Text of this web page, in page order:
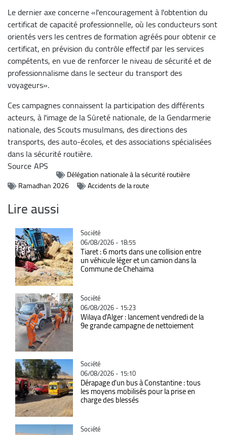
Le dernier axe concerne «l'encouragement à l'obtention du
certificat de capacité professionnelle, où les conducteurs sont
orientés vers les centres de formation agréés pour obtenir ce
certificat, en prévision du contrôle effectif par les services
compétents, en vue de renforcer le niveau de sécurité et de
professionnalisme dans le secteur du transport des
voyageurs».
Ces campagnes connaissent la participation des différents
acteurs, à l'image de la Sûreté nationale, de la Gendarmerie
nationale, des Scouts musulmans, des directions des
transports, des auto-écoles, et des associations spécialisées
dans la sécurité routière.
SourceAPS
Délégation nationale à la sécurité routière
Ramadhan 2026
Accidents de la route
Lire aussi
Catégorie
Société
06/08/2026 - 18:55
Tiaret : 6 morts dans une collision entre
un véhicule léger et un camion dans la
Commune de Chehaima
Catégorie
Société
06/08/2026 - 15:23
Wilaya d'Alger : lancement vendredi de la
9e grande campagne de nettoiement
Catégorie
Société
06/08/2026 - 15:10
Dérapage d'un bus à Constantine : tous
les moyens mobilisés pour la prise en
charge des blessés
Catégorie
Société